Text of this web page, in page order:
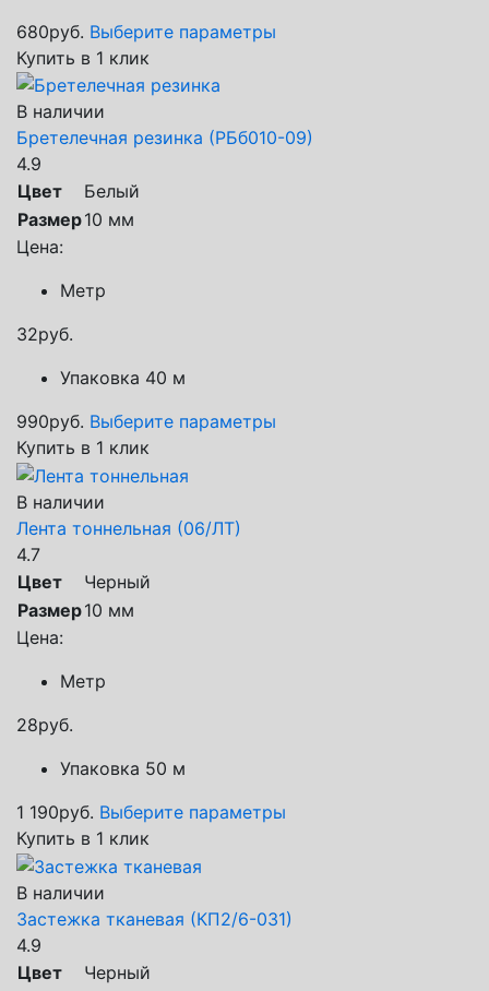
680руб. Выберите параметры
Купить в 1 клик
В наличии
Бретелечная резинка (РБб010-09)
4.9
Цвет
Белый
Размер10 мм
Цена:
Метр
32руб.
Упаковка 40 м
990руб. Выберите параметры
Купить в 1 клик
В наличии
Лента тоннельная (06/ЛТ)
4.7
Цвет
Черный
Размер10 мм
Цена:
Метр
28руб.
Упаковка 50 м
1 190руб. Выберите параметры
Купить в 1 клик
В наличии
Застежка тканевая (КП2/6-031)
4.9
Цвет
Черный